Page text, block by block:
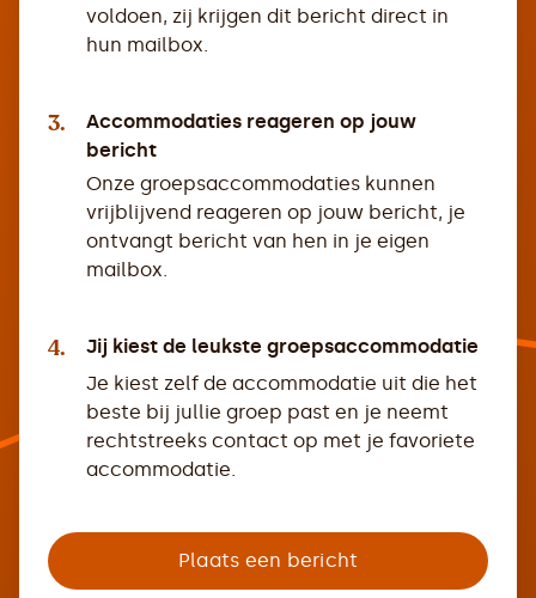
voldoen, zij krijgen dit bericht direct in
hun mailbox.
3.
Accommodaties reageren op jouw
bericht
Onze groepsaccommodaties kunnen
vrijblijvend reageren op jouw bericht, je
ontvangt bericht van hen in je eigen
mailbox.
4.
Jij kiest de leukste groepsaccommodatie
Je kiest zelf de accommodatie uit die het
beste bij jullie groep past en je neemt
rechtstreeks contact op met je favoriete
accommodatie.
Plaats een bericht